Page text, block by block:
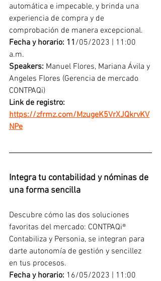
automática e impecable, y brinda una
experiencia de compra y de
comprobación de manera excepcional.
Fecha y horario: 11 /05/2023 | 11:00
a.m.
Speakers: Manuel Flores, Mariana Ávila y
Angeles Flores (Gerencia de mercado
CONTPAQi)
Link de registro:
https://zfrmz.com/MzugeK5VrXJQkrvKV
NPe
Integra tu contabilidad y nóminas de
una forma sencilla
Descubre cómo las dos soluciones
favoritas del mercado: CONTPAQi®
Contabiliza y Personia, se integran para
darte autonomía de gestión y sencillez
en tus procesos.
Fecha y horario: 16/05/2023 | 11:00